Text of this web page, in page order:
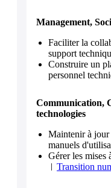
Management,
Faciliter la
support
Construire un
personnel
Communication,
technologies
Maintenir à jour
manuels
Gérer les mises
Transition